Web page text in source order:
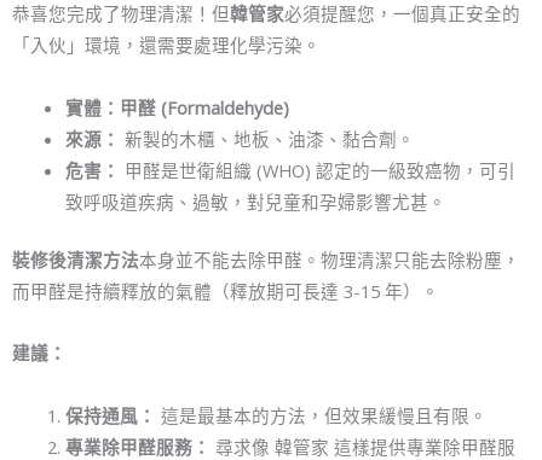
恭喜您完成了物理清潔！但韓管家必須提醒您，一個真正安全的
「入伙」環境，還需要處理化學污染。
實體：甲醛 (Formaldehyde)
來源： 新製的木櫃、地板、油漆、黏合劑。
危害： 甲醛是世衛組織 (WHO) 認定的一級致癌物，可引
致呼吸道疾病、過敏，對兒童和孕婦影響尤甚。
裝修後清潔方法本身並不能去除甲醛。物理清潔只能去除粉塵，
而甲醛是持續釋放的氣體（釋放期可長達 3-15 年）。
建議：
保持通風： 這是最基本的方法，但效果緩慢且有限。
專業除甲醛服務： 尋求像 韓管家 這樣提供專業除甲醛服